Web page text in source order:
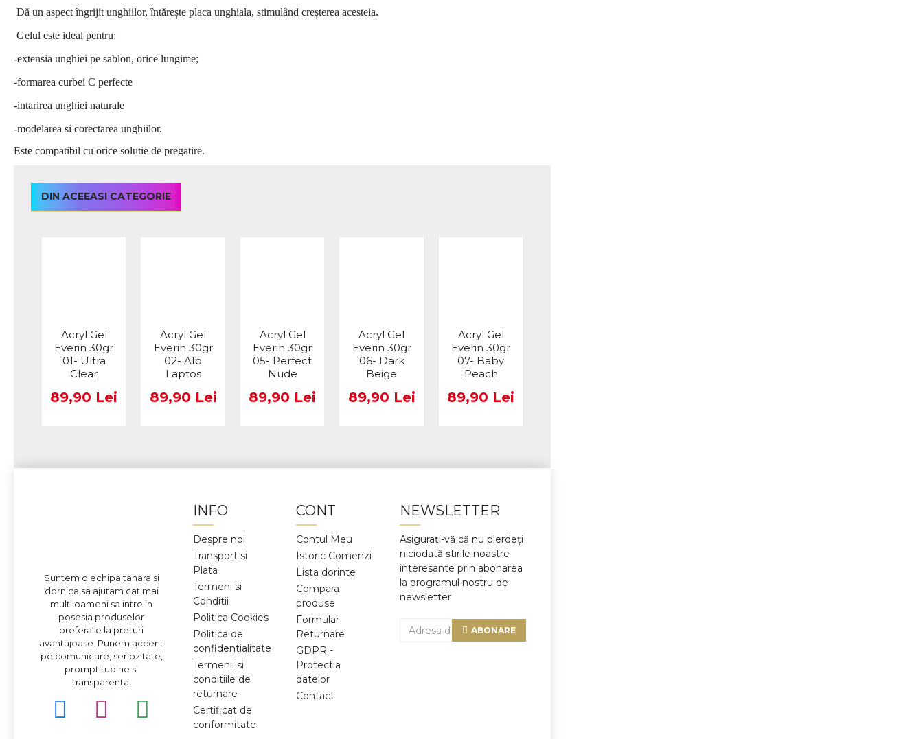
Dă un aspect îngrijit unghiilor, întărește placa unghiala, stimulând creșterea acesteia.
Gelul este ideal pentru:
-extensia unghiei pe sablon, orice lungime;
-formarea curbei C perfecte
-intarirea unghiei naturale
-modelarea si corectarea unghiilor.
Este compatibil cu orice solutie de pregatire.
DIN ACEEASI CATEGORIE
Acryl Gel
Everin 30gr
01- Ultra
Clear
89,90 Lei
Acryl Gel
Everin 30gr
02- Alb
Laptos
89,90 Lei
Acryl Gel
Everin 30gr
05- Perfect
Nude
89,90 Lei
Acryl Gel
Everin 30gr
06- Dark
Beige
89,90 Lei
Acryl Gel
Everin 30gr
07- Baby
Peach
89,90 Lei
Suntem o echipa tanara si
dornica sa ajutam cat mai
multi oameni sa intre in
posesia produselor
preferate la preturi
avantajoase. Punem accent
pe comunicare, seriozitate,
promptitudine si
transparenta.
INFO
Despre noi
Transport si
Plata
Termeni si
Conditii
Politica Cookies
Politica de
confidentialitate
Termenii si
conditiile de
returnare
Certificat de
conformitate
CONT
Contul Meu
Istoric Comenzi
Lista dorinte
Compara
produse
Formular
Returnare
GDPR -
Protectia
datelor
Contact
NEWSLETTER
Asigurați-vă că nu pierdeți
niciodată știrile noastre
interesante prin abonarea
la programul nostru de
newsletter
ABONARE